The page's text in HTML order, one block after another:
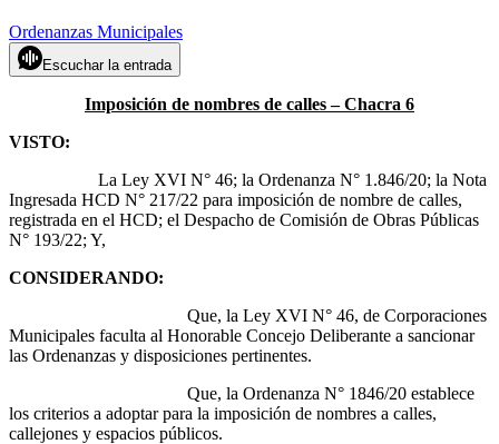
Ordenanzas Municipales
Escuchar la entrada
Imposición de nombres de calles – Chacra 6
VISTO:
La Ley XVI N° 46; la Ordenanza N° 1.846/20; la Nota
Ingresada HCD N° 217/22 para imposición de nombre de calles,
registrada en el HCD; el Despacho de Comisión de Obras Públicas
N° 193/22; Y,
CONSIDERANDO:
Que, la Ley XVI N° 46, de Corporaciones
Municipales faculta al Honorable Concejo Deliberante a sancionar
las Ordenanzas y disposiciones pertinentes.
Que, la Ordenanza N° 1846/20 establece
los criterios a adoptar para la imposición de nombres a calles,
callejones y espacios públicos.